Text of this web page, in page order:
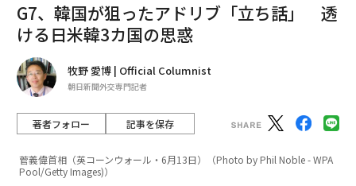
G7、韓国が狙ったアドリブ「立ち話」 透
ける日米韓3カ国の思惑
牧野 愛博 | Official Columnist
朝日新聞外交専門記者
著者フォロー 記事を保存
菅義偉首相（英コーンウォール・6月13日）（Photo by Phil Noble - WPA
Pool/Getty Images)）